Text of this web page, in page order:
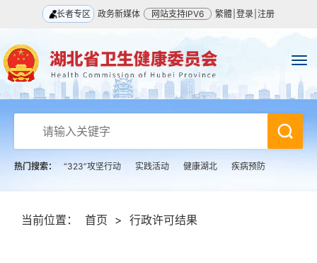
长者专区 政务新媒体 网站支持IPV6 繁體 登录 注册
热门搜索： “323”攻坚行动 实践活动 健康湖北 疾病预防
当前位置： 首页 > 行政许可结果